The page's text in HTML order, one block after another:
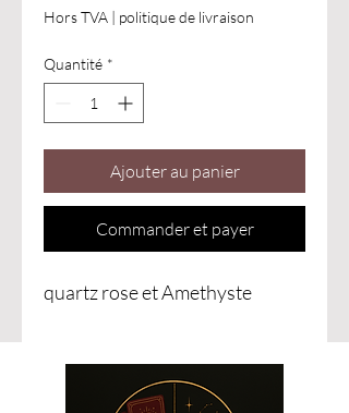
Hors TVA | politique de livraison
Quantité *
Ajouter au panier
Commander et payer
quartz rose et Amethyste